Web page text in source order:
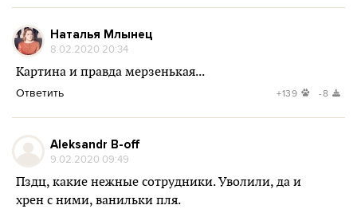
Наталья Млынец
8.02.2020 20:34
Картина и правда мерзенькая...
Ответить +139 -8
Aleksandr B-off
9.02.2020 09:49
Пздц, какие нежные сотрудники. Уволили, да и
хрен с ними, ванильки пля.